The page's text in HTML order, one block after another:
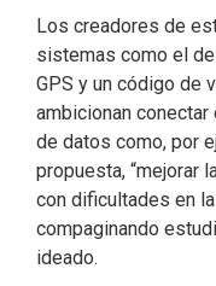
Los creadores de
sistemas como el
GPS y un código de
ambicionan
de datos como, por
propuesta, “mejorar
con dificultades en
compaginando
ideado.